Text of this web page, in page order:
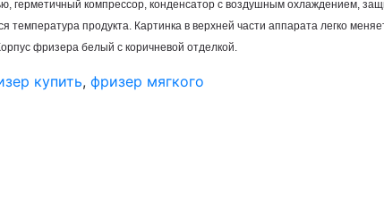
герметичный компрессор, конденсатор с воздушным охлаждением,
продукта. Картинка в верхней части аппарата легко
фризера белый с коричневой отделкой.
купить, фризер мягкого